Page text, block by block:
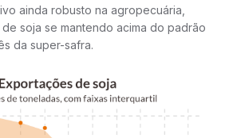
ainda robusto na agropecuária,
soja se mantendo acima do padrão
da super-safra.